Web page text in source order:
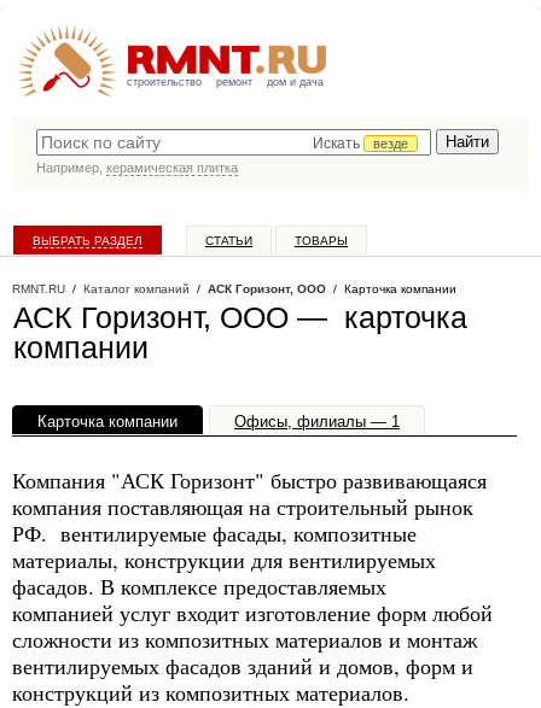
строительство ремонт дом и дача
Искать
везде
Например, керамическая плитка
ВЫБРАТЬ РАЗДЕЛ СТАТЬИ ТОВАРЫ
RMNT.RU / Каталог компаний / АСК Горизонт, ООО / Карточка компании
АСК Горизонт, ООО — карточка
компании
Карточка компании Офисы, филиалы — 1
Компания "АСК Горизонт" быстро развивающаяся
компания поставляющая на строительный рынок
РФ. вентилируемые фасады, композитные
материалы, конструкции для вентилируемых
фасадов. В комплексе предоставляемых
компанией услуг входит изготовление форм любой
сложности из композитных материалов и монтаж
вентилируемых фасадов зданий и домов, форм и
конструкций из композитных материалов.